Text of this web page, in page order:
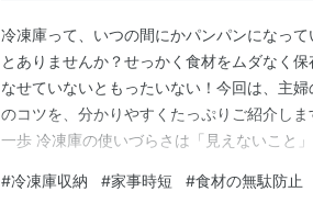
冷凍庫って、いつの間にかパンパンになっ
とありませんか？せっかく食材をムダなく
なせていないともったいない！今回は、主
のコツを、分かりやすくたっぷりご紹介し
一歩 冷凍庫の使いづらさは「見えないこと
ことにも。 まずは、冷凍庫を一度すっきり
#冷凍庫収納 #家事時短 #食材の無駄防止